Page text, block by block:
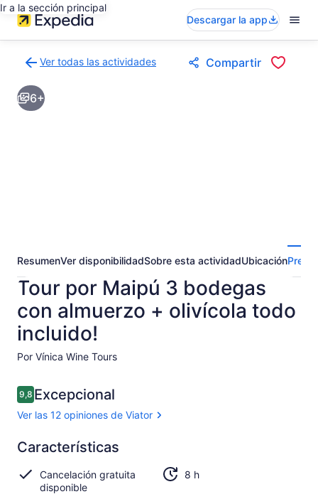
Ir a la sección principal
Descargar la app
Ver todas las actividades
a
la
página
Compartir
6+
ResumenVer disponibilidadSobre esta actividadUbicación
Tour por Maipú 3 bodegas
con almuerzo + olivícola todo
incluido!
Por Vínica Wine Tours
Opiniones
9,89,8 de 10
Excepcional
Ver las 12 opiniones de Viator
9.89.8 de 10
Excepcional
Ver las 12
opiniones
de Viator
Características
Cancelación gratuita
disponible
8 h